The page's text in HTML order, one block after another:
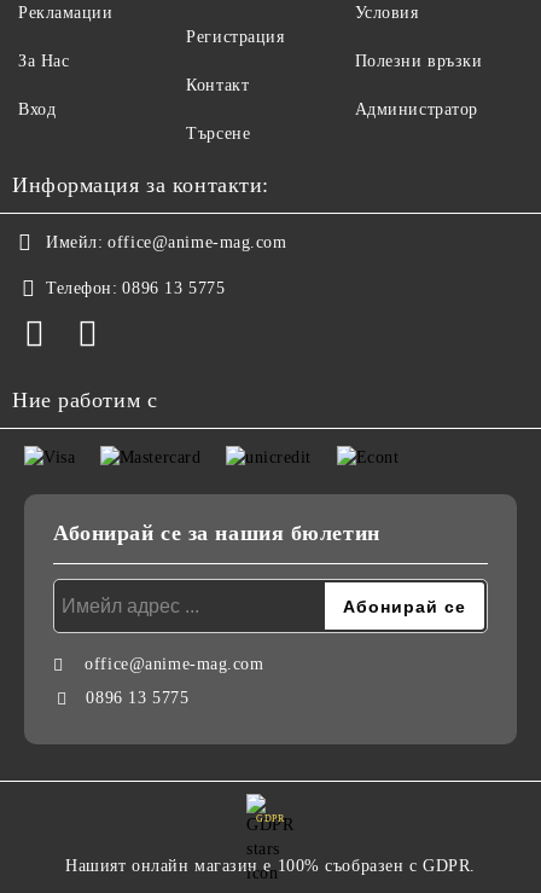
Рекламации
За Нас
Вход
Регистрация
Контакт
Търсене
Условия
Полезни връзки
Администратор
Информация за контакти:
Имейл: office@anime-mag.com
Телефон: 0896 13 5775
Ние работим с
Абонирай се за нашия бюлетин
office@anime-mag.com
0896 13 5775
GDPR
Нашият онлайн магазин е 100% съобразен с GDPR.